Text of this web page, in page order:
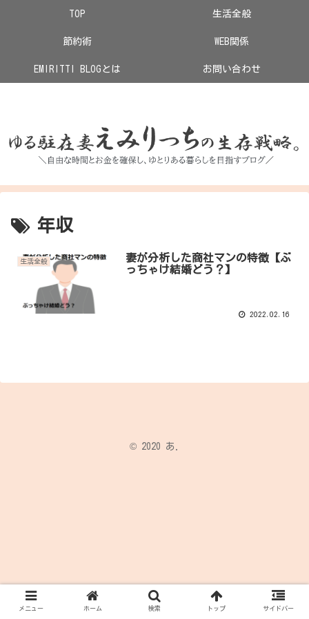
TOP 生活全般
節約術 WEB関係
EMIRITTI BLOGとは お問い合わせ
年収
生活全般
妻が分析した商社マンの特徴【ぶ
っちゃけ結婚どう？】
2022.02.16
© 2020 あ.
メニュー ホーム 検索 トップ サイドバー